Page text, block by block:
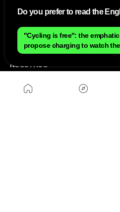
NOSOTROS
Mapa del sitio
Aviso Legal
Do you prefer to read the
"Cycling is free": the
propose charging to watch